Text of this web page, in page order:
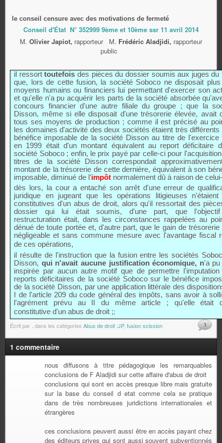
le conseil censure avec des motivations de fermeté
Conseil d'État N° 352999 9ème et 10ème ssr 11 avril 2014
M. Olivier Japiot, rapporteur M. Frédéric Aladjidi, rapporteur
public
il ressort toutefois des pièces du dossier soumis aux juges du
que, lors de cette fusion, la société Soboco ne disposait
moyens humains ou financiers lui permettant d'exercer son
et qu'elle n'a pu acquérir les parts de la société absorbée
concours financier d'une autre filiale du groupe ; que la
Disson, même si elle disposait d'une trésorerie élevée, avait
tous ses moyens de production ; comme il est précisé au
les domaines d'activité des deux sociétés étaient très différents
bénéfice imposable de la société Disson au titre de l'exercice
en 1999 était d'un montant équivalent au report déficitaire
société Soboco ; enfin, le prix payé par celle-ci pour
titres de la société Disson correspondait
montant de la trésorerie de cette dernière, équivalent à son
imposable, diminué de l'impôt normalement dû à raison de
dès lors, la cour a entaché son arrêt d'une erreur de
juridique en jugeant que les opérations litigieuses n'étaient
constitutives d'un abus de droit, alors qu'il ressortait des
dossier qui lui était soumis, d'une part, que
restructuration était, dans les circonstances rappelées au
dénué de toute portée et, d'autre part, que le gain de trésorerie
négligeable et sans commune mesure avec l'avantage fiscal
de ces opérations,
il résulte de l'instruction que la fusion entre les sociétés
Disson, qui n'avait aucune justification économique, n'a pu
inspirée par aucun autre motif que de permettre
reports déficitaires de la société Soboco sur le bénéfice
de la société Disson, par une application littérale des
I de l'article 209 du code général des impôts, sans avoir à
l'agrément prévu au II du même article ; qu'elle était
constitutive d'un abus de droit ;;
Écrit par dans les catégories Abus de droit :JP, fusion scission 1
1 commentaire
nous diffusons à titre pédagogique les remarquables
conclusions de F Aladjidi sur cette affaire d'abus de droit
conclusions qui sont en accès presque libre mais gratuite
sur la base du conseil d etat comme cela se pratique
dans de très nombreuses juridictions internationales et
étrangères
ces conclusions peuvent aussi être en accès payant chez
des éditeurs prives qui sont aussi souvent subventionnés